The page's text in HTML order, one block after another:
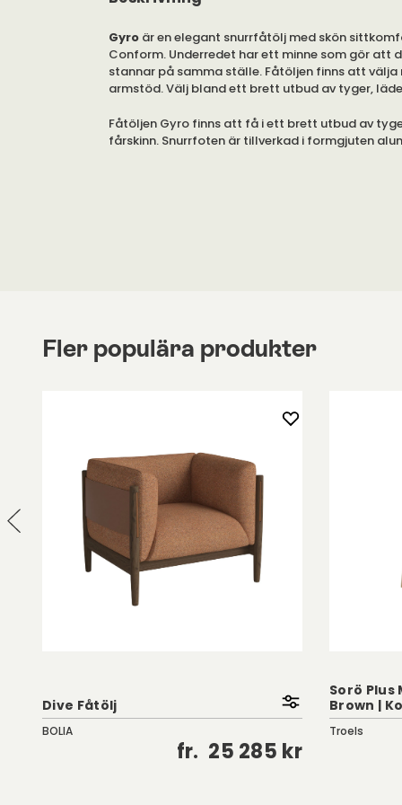
Gyro är en elegant snurrfåtölj med skön
Conform. Underredet har ett minne som gör att
stannar på samma ställe. Fåtöljen finns att välja
armstöd. Välj bland ett brett utbud av tyger,
Fåtöljen Gyro finns att få i ett brett utbud av
fårskinn. Snurrfoten är tillverkad i formgjuten
Fler populära produkter
Dive Fåtölj
BOLIA
fr. 25 285 kr
Sorö Plus
Brown |
Troels